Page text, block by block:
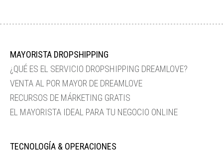
MAYORISTA DROPSHIPPING
¿QUÉ ES EL SERVICIO DROPSHIPPING DREAMLOVE?
VENTA AL POR MAYOR DE DREAMLOVE
RECURSOS DE MÁRKETING GRATIS
EL MAYORISTA IDEAL PARA TU NEGOCIO ONLINE
TECNOLOGÍA & OPERACIONES